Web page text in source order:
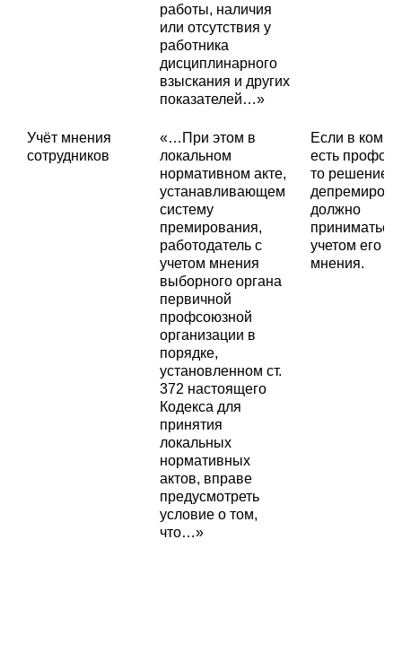
работы, наличия
или отсутствия у
работника
дисциплинарного
взыскания и других
показателей…»
Учёт мнения
сотрудников
«…При этом в
локальном
нормативном акте,
устанавливающем
систему
премирования,
работодатель с
учетом мнения
выборного органа
первичной
профсоюзной
организации в
порядке,
установленном ст.
372 настоящего
Кодекса для
принятия
локальных
нормативных
актов, вправе
предусмотреть
условие о том,
что…»
Если в
есть
то решение о
должно
приниматься
учетом его
мнения.